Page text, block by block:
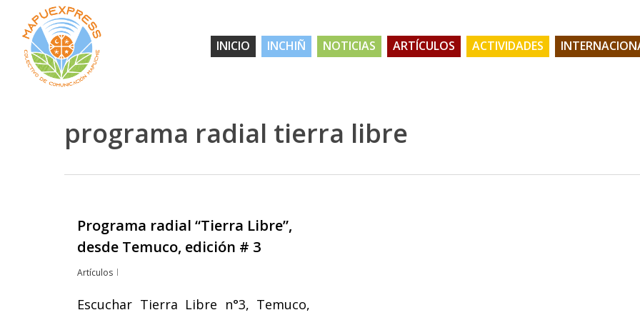
main
content
Hit enter to search or ESC to close
INICIO INCHIÑ NOTICIAS ARTÍCULOS ACTIVIDADES
programa radial tierra libre
Programa radial “Tierra Libre”,
desde Temuco, edición # 3
Artículos
Escuchar Tierra Libre n°3, Temuco,